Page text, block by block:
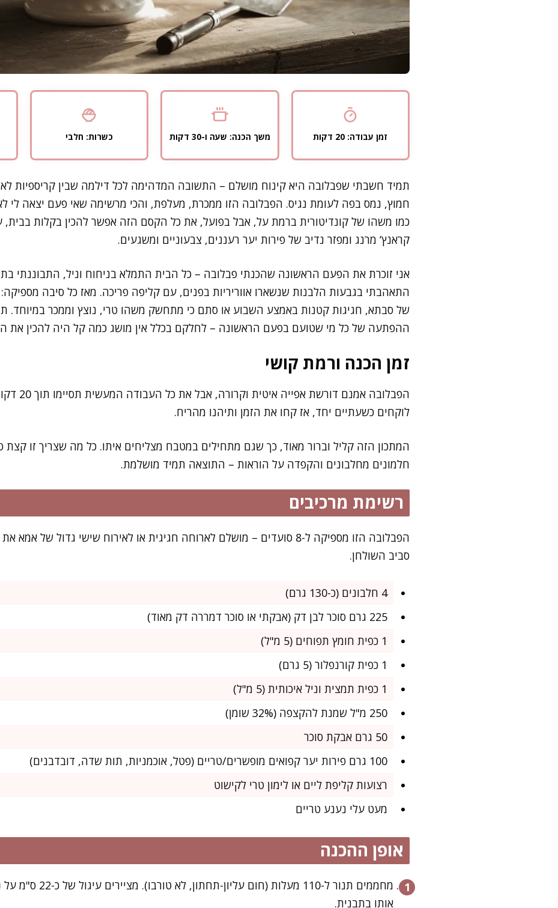
זמן עבודה: 20 דקות משך הכנה: שעה ו-30 דקות כשרות: חלבי
תמיד חשבתי שפבלובה היא קינוח מושלם – התשובה המדהימה לכל דילמה שבין קריספיות
חמוץ, נמס בפה לעומת נגיס. הפבלובה הזו ממכרת, מעלפת, והכי מרשימה שאי פעם יצאה לי
כמו משהו של קונדיטורית ברמת על, אבל בפועל, את כל הקסם הזה אפשר להכין בקלות
קראנץ’ מרנג ומפזר נדיב של פירות יער רעננים, צבעוניים ומשגעים.
אני זוכרת את הפעם הראשונה שהכנתי פבלובה – כל הבית התמלא בניחוח וניל, התבוננתי
התאהבתי בגבעות הלבנות שנשארו אווריריות בפנים, עם קליפה פריכה. מאז כל סיבה
של סבתא, חגיגות קטנות באמצע השבוע או סתם כי מתחשק משהו טרי, נוצץ וממכר במיוחד.
ההפתעה של כל מי שטועם בפעם הראשונה – לחלקם בכלל אין מושג כמה קל היה להכין את
זמן הכנה ורמת קושי
הפבלובה אמנם
לוקחים כשעתיים יחד, אז קחו את הזמן ותיהנו מהריח.
המתכון הזה קליל וברור מאוד, כך שגם מתחילים במטבח מצליחים איתו. כל מה שצריך זו קצת
חלמונים מחלבונים והקפדה על הוראות – התוצאה תמיד מושלמת.
רשימת מרכיבים
הפבלובה הזו מספיקה ל-8 סועדים – מושלם לארוחה חגיגית או לאירוח שישי גדול של
סביב השולחן.
4 חלבונים (כ-130 גרם)
225 גרם סוכר לבן דק (אבקתי או סוכר דמררה דק מאוד)
1 כפית חומץ תפוחים (5 מ"ל)
1 כפית קורנפלור (5 גרם)
1 כפית תמצית וניל איכותית (5 מ"ל)
250 מ"ל שמנת להקצפה (32% שומן)
50 גרם אבקת סוכר
100 גרם פירות יער קפואים מופשרים/טריים (פטל, אוכמניות, תות שדה, דובדבנים)
רצועות קליפת ליים או לימון טרי לקישוט
מעט עלי נענע טריים
אופן ההכנה
מחממים תנור ל-110 מעלות
אותו בתבנית.